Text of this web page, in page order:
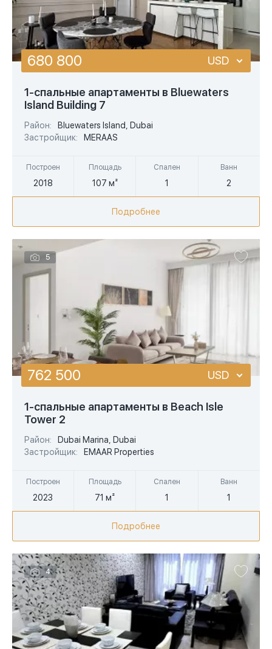
1-спальные апартаменты в Bluewaters
Island Building 7
Район:
Bluewaters Island, Dubai
Застройщик:
MERAAS
Построен
2018
Площадь
107 м²
Спален
1
Ванн
2
680 800 USD
Подробнее
5
1-спальные апартаменты в Beach Isle
Tower 2
Район:
Dubai Marina, Dubai
Застройщик:
EMAAR Properties
Построен
2023
Площадь
71 м²
Спален
1
Ванн
1
762 500 USD
USD
Подробнее
4